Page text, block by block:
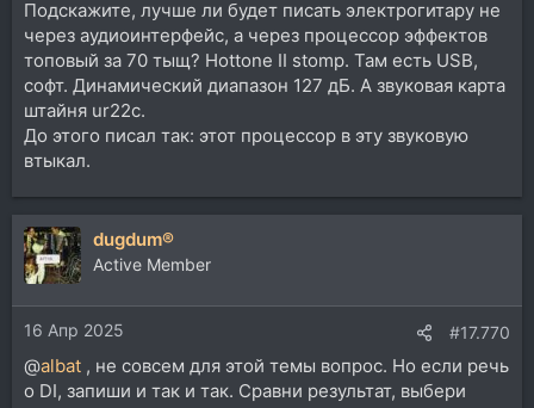
Подскажите, лучше ли будет писать электрогитару не
через аудиоинтерфейс, а через процессор эффектов
топовый за 70 тыщ? Hottone II stomp. Там есть USB,
софт. Динамический диапазон 127 дБ. А звуковая карта
штайня ur22c.
До этого писал так: этот процессор в эту звуковую
втыкал.
dugdum®
Active Member
16 Апр 2025 #17.770
@albat , не совсем для этой темы вопрос. Но если речь
о DI, запиши и так и так. Сравни результат, выбери